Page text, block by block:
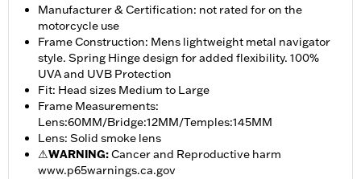
Manufacturer & Certification: not rated for on the
motorcycle use
Frame Construction: Mens lightweight metal navigator
style. Spring Hinge design for added flexibility. 100%
UVA and UVB Protection
Fit: Head sizes Medium to Large
Frame Measurements:
Lens:60MM/Bridge:12MM/Temples:145MM
Lens: Solid smoke lens
⚠WARNING:Cancer and Reproductive harm
www.p65warnings.ca.gov